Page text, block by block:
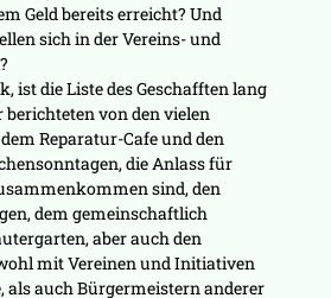
Geld bereits erreicht? Und
sich in der Vereins- und
ist die Liste des Geschafften lang
von den vielen
Reparatur-Cafe und den
die Anlass für
sind, den
dem gemeinschaftlich
aber auch den
mit Vereinen und Initiativen
als auch Bürgermeistern anderer